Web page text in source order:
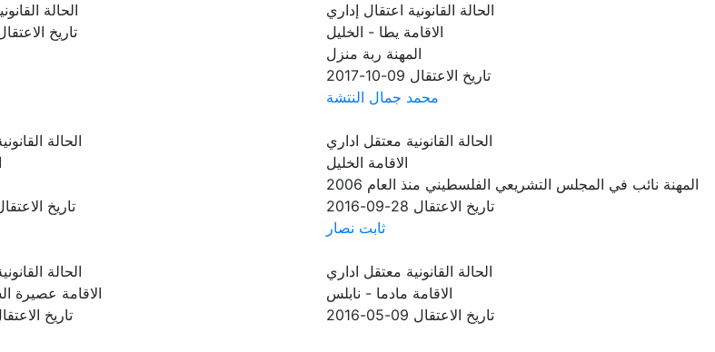
الحالة القانونية اعتقال إداري
الاقامة يطا - الخليل
المهنة ربة منزل
تاريخ الاعتقال 09-10-2017
الحالة
تاريخ
محمد جمال النتشة
الحالة القانونية معتقل اداري
الاقامة الخليل
المهنة نائب في المجلس التشريعي الفلسطيني منذ العام 2006
تاريخ الاعتقال 28-09-2016
الحالة
تاريخ
ثابت نصار
الحالة القانونية معتقل اداري
الاقامة مادما - نابلس
تاريخ الاعتقال 09-05-2016
الحالة
الاقامة عصيرة
تاريخ